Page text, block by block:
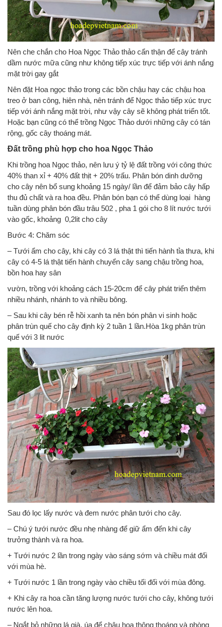
Nên che chắn cho Hoa Ngọc Thảo thảo cẩn thận để cây tránh
dầm nước mữa cũng như không tiếp xúc trực tiếp với ánh nắng
mặt trời gay gắt
Nên đặt Hoa ngọc thảo trong các bồn chậu hay các chậu hoa
treo ở ban công, hiên nhà, nên tránh để Ngọc thảo tiếp xúc trực
tiếp với ánh nắng mặt trời, như vậy cây sẽ không phát triển tốt.
Hoặc bạn cũng có thể trồng Ngọc Thảo dưới những cây có tán
rộng, gốc cây thoáng mát.
Đất trồng phù hợp cho hoa Ngọc Thảo
Khi trồng hoa Ngọc thảo, nên lưu ý tỷ lệ đất trồng với công thức
40% than xỉ + 40% đất thịt + 20% trấu. Phân bón dinh dưỡng
cho cây nên bổ sung khoảng 15 ngày/ lần để đảm bảo cây hấp
thu đủ chất và ra hoa đều. Phân bón bạn có thể dùng loại hàng
tuần dùng phân bón đầu trâu 502 , pha 1 gói cho 8 lít nước tưới
vào gốc, khoảng 0,2lit cho cây
Bước 4: Chăm sóc
– Tưới ẩm cho cây, khi cây có 3 lá thật thì tiến hành tỉa thưa, khi
cây có 4-5 lá thật tiến hành chuyển cây sang chậu trồng hoa,
bồn hoa hay sân
vườn, trồng với khoảng cách 15-20cm để cây phát triển thêm
nhiều nhánh, nhánh to và nhiều bông.
– Sau khi cây bén rễ hồi xanh ta nên bón phân vi sinh hoặc
phân trùn quế cho cây định kỳ 2 tuần 1 lần.Hòa 1kg phân trùn
quế với 3 lit nước
Sau đó lọc lấy nước và đem nước phân tưới cho cây.
– Chú ý tưới nước đều nhẹ nhàng để giữ ẩm đến khi cây
trưởng thành và ra hoa.
+ Tưới nước 2 lần trong ngày vào sáng sớm và chiều mát đối
với mùa hè.
+ Tưới nước 1 lần trong ngày vào chiều tối đối với mùa đông.
+ Khi cây ra hoa cần tăng lượng nước tưới cho cây, không tưới
nước lên hoa.
– Ngắt bỏ những lá già, úa để chậu hoa thông thoáng và phòng